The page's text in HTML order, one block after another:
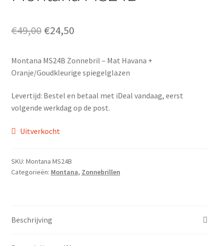
€49,00 Oorspronkelijke
was:
€24,50Huidige
is:
Montana MS24B Zonnebril – Mat Havana +
Oranje/Goudkleurige spiegelglazen
Levertijd: Bestel en betaal met iDeal vandaag, eerst
volgende werkdag op de post.
Uitverkocht
SKU: Montana MS24B
Categorieën: Montana, Zonnebrillen
Beschrijving